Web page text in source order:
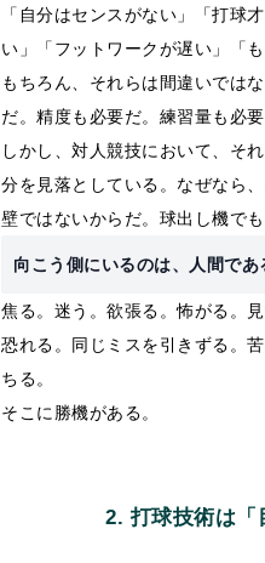
「自分はセンスがない」「打球
い」「フットワークが遅い」「
もちろん、それらは間違いでは
だ。精度も必要だ。練習量も必要
しかし、対人競技において、そ
分を見落としている。なぜなら
壁ではないからだ。球出し機で
向こう側にいるのは、人間であ
焦る。迷う。欲張る。怖がる。
恐れる。同じミスを引きずる。
ちる。
そこに勝機がある。
2. 打球技術は「